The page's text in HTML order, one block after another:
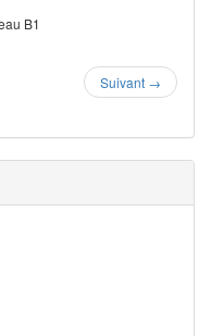
B1
Suivant →